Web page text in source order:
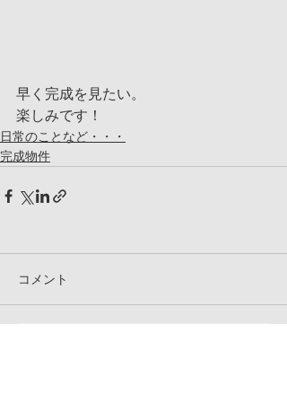
早く完成を見たい。
楽しみです！
日常のことなど・・・
完成物件
コメント